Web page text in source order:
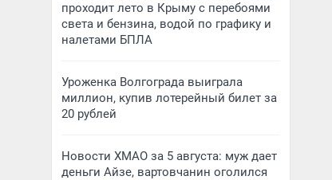
проходит лето в Крыму с перебоями
света и бензина, водой по графику и
налетами БПЛА
Уроженка Волгограда выиграла
миллион, купив лотерейный билет за
20 рублей
Новости ХМАО за 5 августа: муж дает
деньги Айзе, вартовчанин оголился